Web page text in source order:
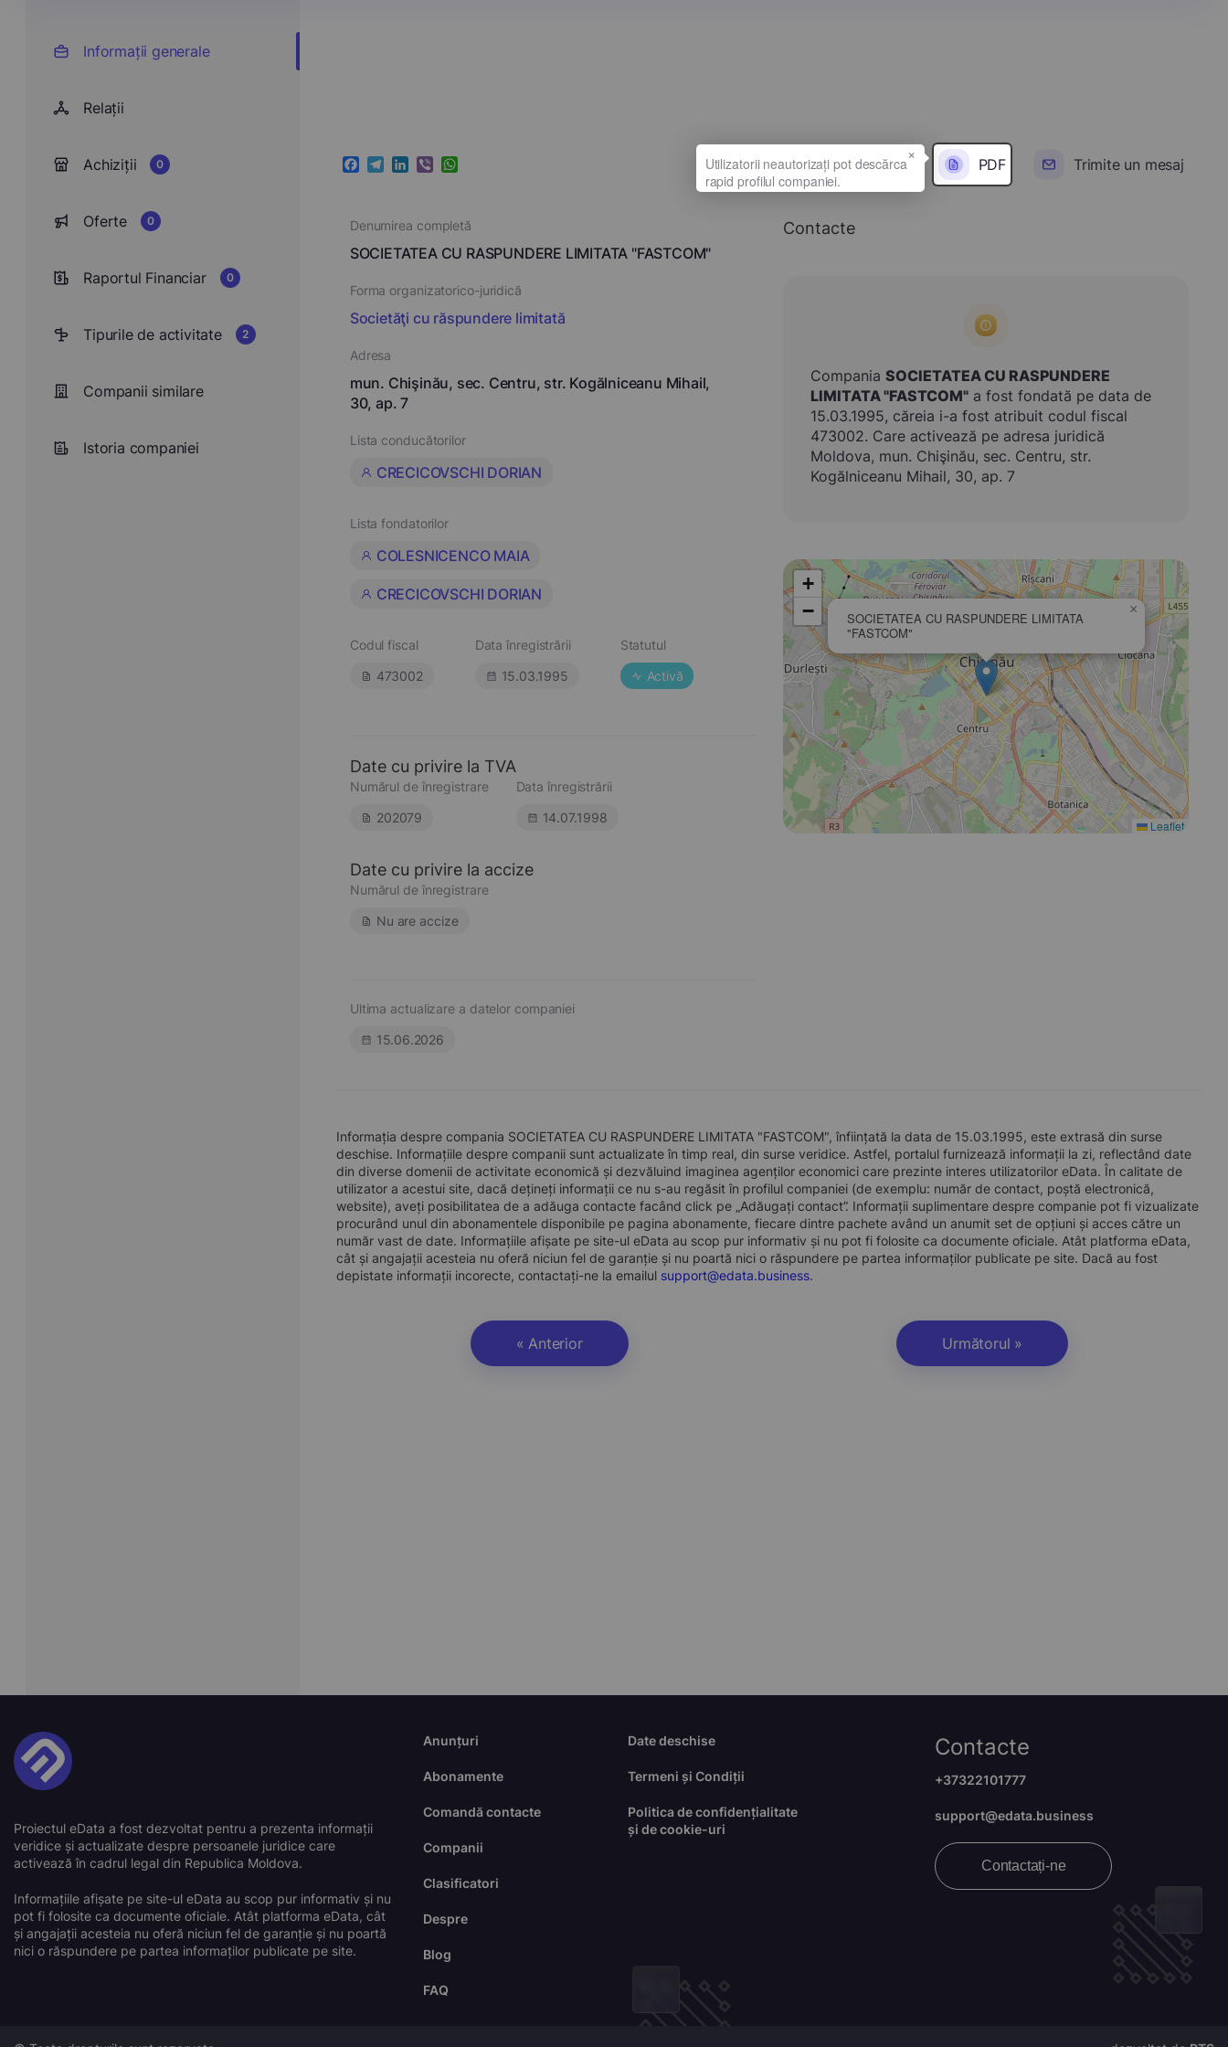
Informații generale
Relații
Achiziții 0
Oferte 0
Raportul Financiar 0
Tipurile de activitate 2
Companii similare
Istoria companiei
Facebook
Telegram
LinkedIn
ViberWhatsApp PDF Trimite un mesaj
Denumirea completă
SOCIETATEA CU RASPUNDERE LIMITATA "FASTCOM"
Forma organizatorico-juridică
Societăţi cu răspundere limitată
Adresa
mun. Chişinău, sec. Centru, str. Kogălniceanu Mihail,
30, ap. 7
Lista conducătorilor
CRECICOVSCHI DORIAN
Lista fondatorilor
COLESNICENCO MAIA
CRECICOVSCHI DORIAN
Codul fiscal
473002
Data înregistrării
15.03.1995
Statutul
Activă
Date cu privire la TVA
Numărul de înregistrare
202079
Data înregistrării
14.07.1998
Date cu privire la accize
Numărul de înregistrare
Nu are accize
Ultima actualizare a datelor companiei
15.06.2026
Contacte
Compania SOCIETATEA CU RASPUNDERE
LIMITATA "FASTCOM"a fost fondată pe data de
15.03.1995, căreia i-a fost atribuit codul fiscal
473002. Care activează pe adresa juridică
Moldova, mun. Chişinău, sec. Centru, str.
Kogălniceanu Mihail, 30, ap. 7
SOCIETATEA CU RASPUNDERE LIMITATA
"FASTCOM"
×
+
−
Leaflet
Informația despre compania SOCIETATEA CU RASPUNDERE LIMITATA "FASTCOM", înființată la data de 15.03.1995, este extrasă din surse
deschise. Informațiile despre companii sunt actualizate în timp real, din surse veridice. Astfel, portalul furnizează informații la zi, reflectând date
din diverse domenii de activitate economică și dezvăluind imaginea agenților economici care prezinte interes utilizatorilor eData. În calitate de
utilizator a acestui site, dacă dețineți informații ce nu s-au regăsit în profilul companiei (de exemplu: număr de contact, poștă electronică,
website), aveți posibilitatea de a adăuga contacte facând click pe „Adăugați contact”. Informații suplimentare despre companie pot fi vizualizate
procurând unul din abonamentele disponibile pe pagina abonamente, fiecare dintre pachete având un anumit set de opțiuni și acces către un
număr vast de date. Informațiile afișate pe site-ul eData au scop pur informativ și nu pot fi folosite ca documente oficiale. Atât platforma eData,
cât și angajații acesteia nu oferă niciun fel de garanție și nu poartă nici o răspundere pe partea informaților publicate pe site. Dacă au fost
depistate informații incorecte, contactați-ne la emailul support@edata.business.
« Anterior Următorul »
Proiectul eData a fost dezvoltat pentru a prezenta informații
veridice și actualizate despre persoanele juridice care
activează în cadrul legal din Republica Moldova.
Informațiile afișate pe site-ul eData au scop pur informativ și nu
pot fi folosite ca documente oficiale. Atât platforma eData, cât
și angajații acesteia nu oferă niciun fel de garanție și nu poartă
nici o răspundere pe partea informaților publicate pe site.
Anunțuri
Abonamente
Comandă contacte
Companii
Clasificatori
Despre
Blog
FAQ
Date deschise
Termeni și Condiții
Politica de confidențialitate
și de cookie-uri
Contacte
+37322101777
support@edata.business
Contactați-ne
×